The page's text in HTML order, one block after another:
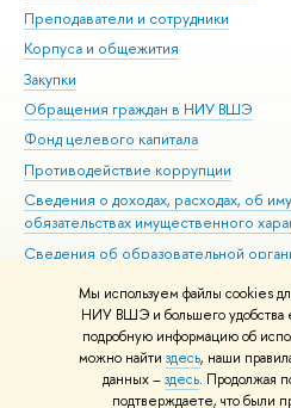
Мы используем файлы cookies
НИУ ВШЭ и большего удобства
подробную информацию об
можно найти здесь, наши
данных –здесь. Продолжая
подтверждаете, что были
Преподаватели и сотрудники
Корпуса и общежития
Закупки
Обращения граждан в НИУ ВШЭ
Фонд целевого капитала
Противодействие коррупции
Сведения о доходах, расходах, об
обязательствах имущественного
Сведения об образовательной
Людям с ограниченными
Единая платежная страница
Работа в Вышке